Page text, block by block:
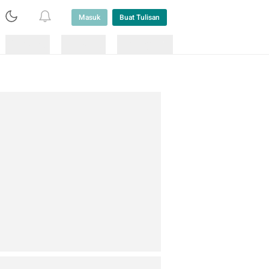
Masuk Buat Tulisan